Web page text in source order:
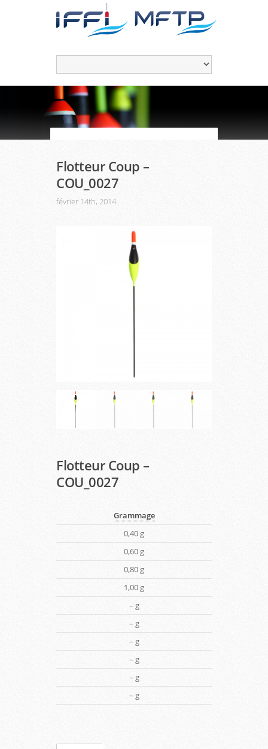
Flotteur Coup –
COU_0027
février 14th, 2014
Flotteur Coup –
COU_0027
Grammage
0,40 g
0,60 g
0,80 g
1,00 g
– g
– g
– g
– g
– g
– g